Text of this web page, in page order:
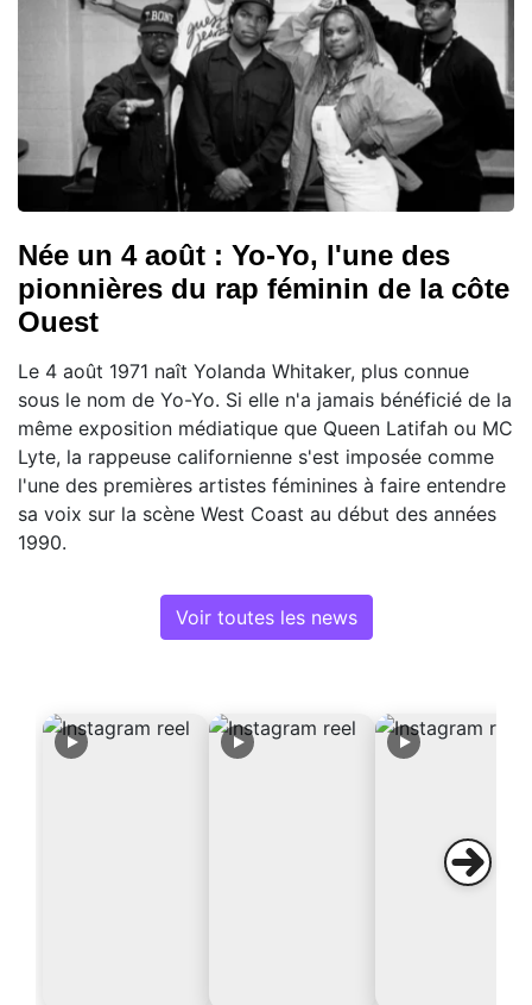
Née un 4 août : Yo-Yo, l'une des
pionnières du rap féminin de la côte
Ouest
Le 4 août 1971 naît Yolanda Whitaker, plus connue
sous le nom de Yo-Yo. Si elle n'a jamais bénéficié de la
même exposition médiatique que Queen Latifah ou MC
Lyte, la rappeuse californienne s'est imposée comme
l'une des premières artistes féminines à faire entendre
sa voix sur la scène West Coast au début des années
1990.
Voir toutes les news